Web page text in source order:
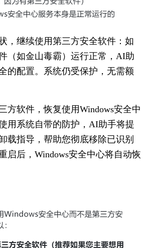
，继续使用第三方安全软件：如
（如金山毒霸）运行正常，AI助
的配置。系统仍受保护，无需额
方软件，恢复使用Windows安全中
用系统自带的防护，AI助手将提
载指导，帮助您彻底移除已识别
启后，Windows安全中心将自动恢